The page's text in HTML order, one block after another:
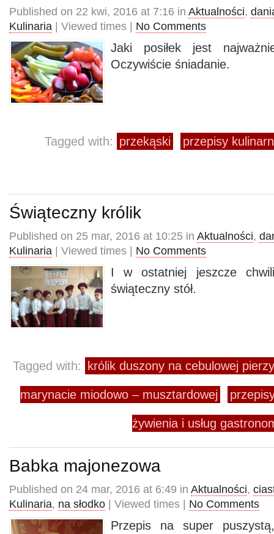
Published on 22 kwi, 2016 at 7:16 in Aktualności,
Kulinaria | Viewed times | No Comments
Jaki posiłek jest
Oczywiście śniadanie.
Tagged with: przekąski przepisy
Świąteczny królik
Published on 25 mar, 2016 at 10:25 in Aktualności,
Kulinaria | Viewed times | No Comments
I w ostatniej jeszcze
świąteczny stół.
Tagged with: królik duszony na cebulowej
marynacie miodowo – musztardowej
żywienia i usług
Babka majonezowa
Published on 24 mar, 2016 at 6:49 in Aktualności,
Kulinaria, na słodko | Viewed times | No Comments
Przepis na super